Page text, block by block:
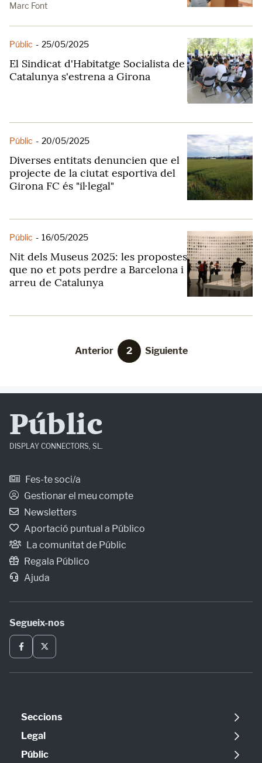
Marc Font
Públic - 25/05/2025
El Sindicat d'Habitatge Socialista de
Catalunya s'estrena a Girona
Públic - 20/05/2025
Diverses entitats denuncien que el
projecte de la ciutat esportiva del
Girona FC és "il·legal"
Públic - 16/05/2025
Nit dels Museus 2025: les propostes
que no et pots perdre a Barcelona i
arreu de Catalunya
Anterior 2 Siguiente
Públic
DISPLAY CONNECTORS, SL.
Fes-te soci/a
Gestionar el meu compte
Newsletters
Aportació puntual a Público
La comunitat de Públic
Regala Público
Ajuda
Segueix-nos
Seccions
Política
Opinió
Legal
Avís legal
Públic